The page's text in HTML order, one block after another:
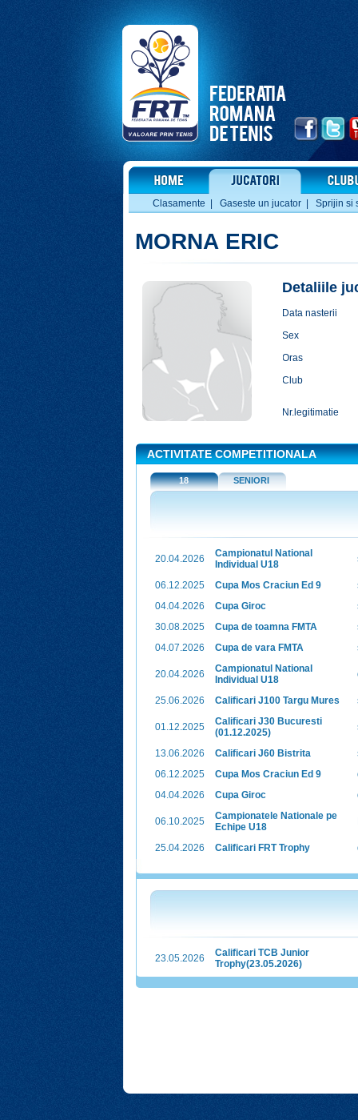
Clasamente Gaseste un jucator Sprijin si
MORNA ERIC
Detaliile
Data nasterii
Sex
Oras
Club
Nr.legitimatie
ACTIVITATE COMPETITIONALA
18 SENIORI
20.04.2026
Campionatul National
Individual U18
06.12.2025 Cupa Mos Craciun Ed 9
04.04.2026
Cupa Giroc
30.08.2025
Cupa de toamna FMTA
04.07.2026
Cupa de vara FMTA
20.04.2026
Campionatul National
Individual U18
25.06.2026 Calificari J100 Targu Mures
01.12.2025
Calificari J30 Bucuresti
(01.12.2025)
13.06.2026 Calificari J60 Bistrita
06.12.2025
Cupa Mos Craciun Ed 9
04.04.2026
Cupa Giroc
06.10.2025
Campionatele Nationale pe
Echipe U18
25.04.2026 Calificari FRT Trophy
23.05.2026
Calificari TCB Junior
Trophy(23.05.2026)